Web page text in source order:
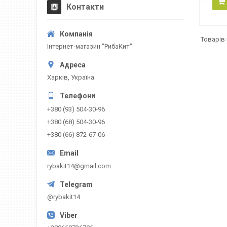
Контакти
Інтернет-магазин "РибаКит"
Харків, Україна
+380 (93) 504-30-96
+380 (68) 504-30-96
+380 (66) 872-67-06
rybakit14@gmail.com
@rybakit14